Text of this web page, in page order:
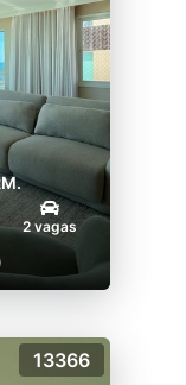
2 vagas
13366